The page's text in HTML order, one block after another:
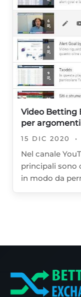
Video Betting
per
15 DIC 2020 •
Nel canale
principali sono
in modo da